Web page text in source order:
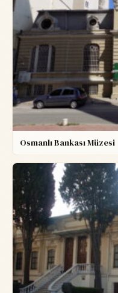
Osmanlı Bankası Müzesi